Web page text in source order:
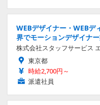
WEBデザイナー・WEB
界でモーションデザイナ
株式会社スタッフサービス
東京都
時給2,700円～
派遣社員